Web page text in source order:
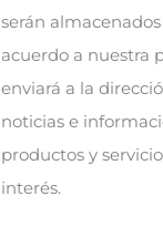
serán
acuerdo a nuestra
enviará a la
noticias e
productos y
interés.